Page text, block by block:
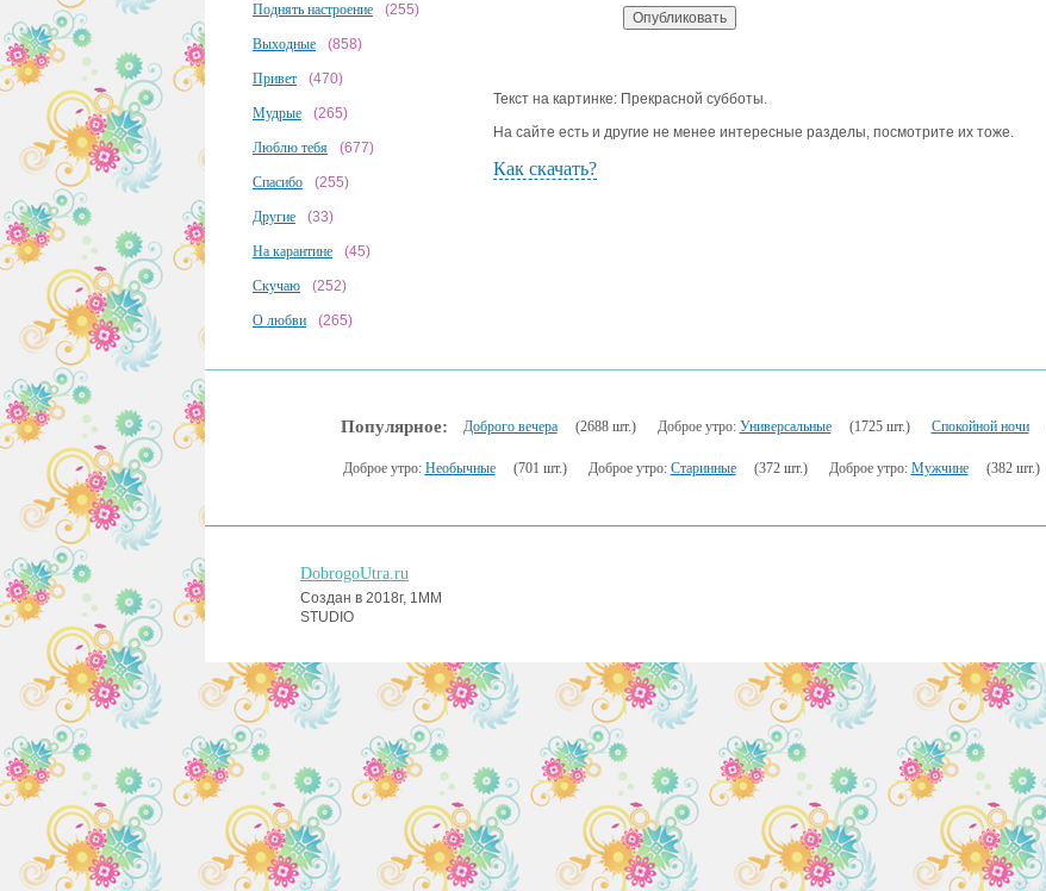
Поднять настроение (255)
Выходные (858)
Привет (470)
Мудрые (265)
Люблю тебя (677)
Спасибо (255)
Другие (33)
На карантине (45)
Скучаю (252)
О любви (265)
Текст на картинке: Прекрасной субботы.
На сайте есть и другие не менее интересные разделы, посмотрите их тоже.
Как скачать?
Популярное: Доброго вечера (2688 шт.) Доброе утро: Универсальные (1725 шт.) Спокойной ночи
Доброе утро: Необычные (701 шт.) Доброе утро: Старинные (372 шт.) Доброе утро: Мужчине (382 шт.)
DobrogoUtra.ru
Создан в 2018г, 1MM
STUDIO